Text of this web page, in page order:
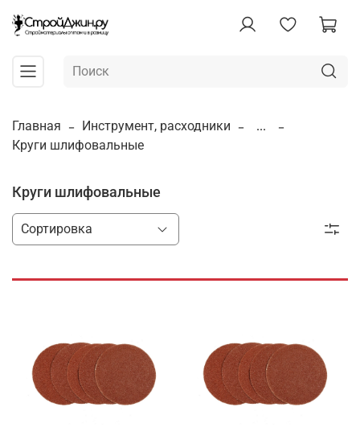
Главная Инструмент, расходники
...
Круги шлифовальные
Круги шлифовальные